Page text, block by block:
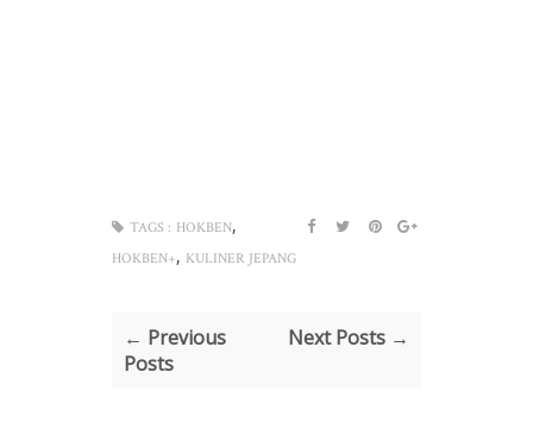
TAGS : HOKBEN,
HOKBEN+, KULINER JEPANG
← Previous
Posts
Next Posts →